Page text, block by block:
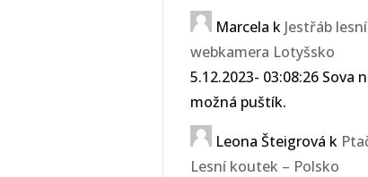
Marcela k Jestřáb
webkamera Lotyšsko
5.12.2023- 03:08:26 Sova
možná puštík.
Leona Šteigrová k
Lesní koutek – Polsko